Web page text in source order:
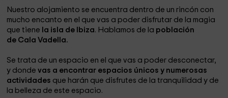
Nuestro alojamiento se encuentra dentro de un rincón con
mucho encanto en el que vas a poder disfrutar de la magia
que tiene la isla de Ibiza. Hablamos de la población
de Cala Vadella.
Se trata de un espacio en el que vas a poder desconectar,
y donde vas a encontrar espacios únicos y numerosas
actividades que harán que disfrutes de la tranquilidad y de
la belleza de este espacio.